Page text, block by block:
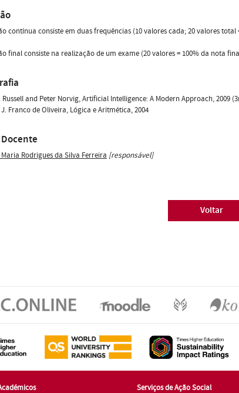
contínua consiste em duas frequências (10 valores cada; 20 valores
final consiste na realização de um exame (20 valores = 100% da nota
and Peter Norvig, Artificial Intelligence: A Modern Approach, 2009
Franco de Oliveira, Lógica e Aritmética, 2004
Rodrigues da Silva Ferreira [responsável]
Voltar
Serviços de Ação Social